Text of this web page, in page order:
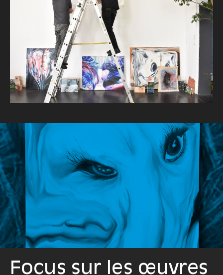
Focus sur les œuvres